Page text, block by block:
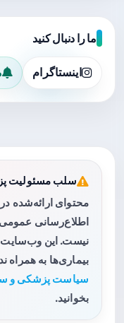
ما را دنبال کنید
اینستاگرام
سلب مسئولیت
محتوای ارائه‌شده
اطلاع‌رسانی
نیست. این وب‌سایت
بیماری‌ها به همراه
سیاست پزشکی و
بخوانید.